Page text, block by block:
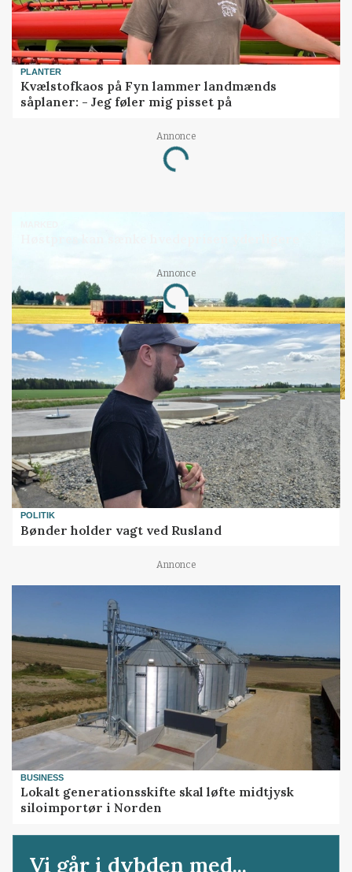
PLANTER
Kvælstofkaos på Fyn lammer landmænds
såplaner: - Jeg føler mig pisset på
Annonce
Loading...
Annonce
Loading...
POLITIK
Bønder holder vagt ved Rusland
Annonce
BUSINESS
Lokalt generationsskifte skal løfte midtjysk
siloimportør i Norden
Vi går i dybden med...